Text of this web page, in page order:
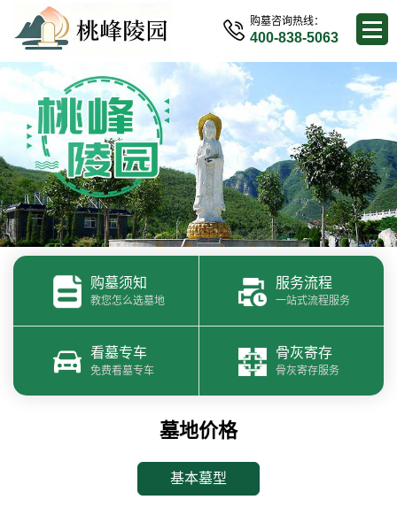
购墓咨询热线：
400-838-5063
购墓须知
教您怎么选墓地
服务流程
一站式流程服务
看墓专车
免费看墓专车
骨灰寄存
骨灰寄存服务
墓地价格
基本墓型